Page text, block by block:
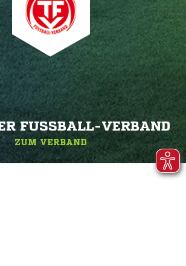
FUSSBALL-VERBAND
ZUM VERBAND